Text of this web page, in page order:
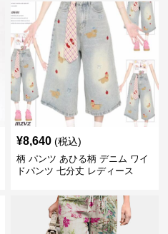
¥8,640 (税込)
柄 パンツ あひる柄 デニム ワイ
ドパンツ 七分丈 レディース